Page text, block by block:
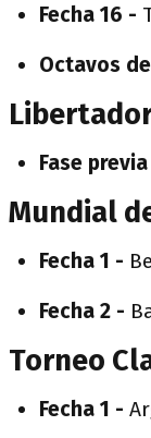
Fecha 16 -
Octavos
Fase
Mundial
Fecha 1 -
Fecha 2 -
Torneo
Fecha 1 -